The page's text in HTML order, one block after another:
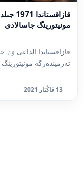
مونيتورينگ جاسالادى
تەرميندەرگە
13 قاڭتار 2021